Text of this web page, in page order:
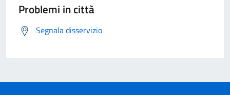
Problemi in città
Segnala disservizio